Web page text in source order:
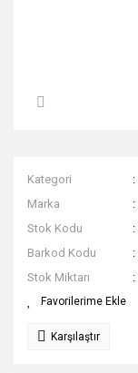
Kategori
Marka
Stok Kodu
Barkod Kodu
Stok Miktarı
Karşılaştır